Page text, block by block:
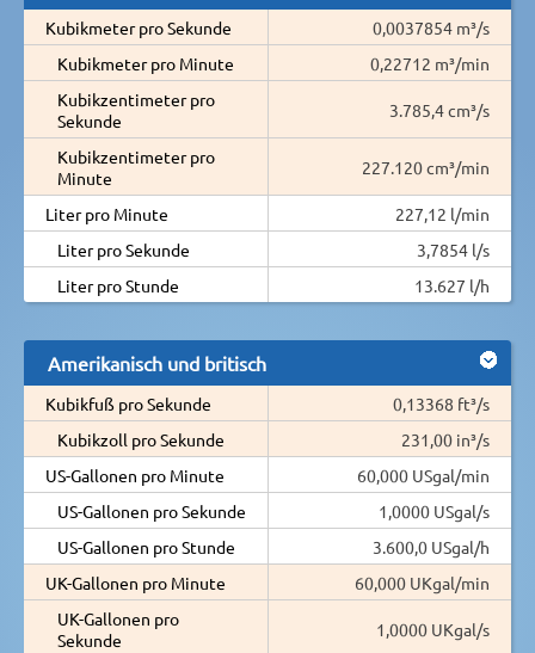
Kubikmeter pro Sekunde
0,0037854 m³/s
Kubikmeter pro Minute
0,22712 m³/min
Kubikzentimeter pro
Sekunde
3.785,4 cm³/s
Kubikzentimeter pro
Minute
227.120 cm³/min
Liter pro Minute
227,12 l/min
Liter pro Sekunde
3,7854 l/s
Liter pro Stunde
13.627 l/h
Amerikanisch und britisch
Kubikfuß pro Sekunde
0,13368 ft³/s
Kubikzoll pro Sekunde
231,00 in³/s
US-Gallonen pro Minute
60,000 USgal/min
US-Gallonen pro Sekunde
1,0000 USgal/s
US-Gallonen pro Stunde
3.600,0 USgal/h
UK-Gallonen pro Minute
60,000 UKgal/min
UK-Gallonen pro
Sekunde
1,0000 UKgal/s